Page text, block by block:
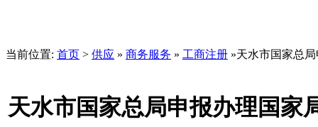
当前位置: 首页 > 供应 » 商务服务 » 工商注册 »天水市国家总
天水市国家总局申报办理国家